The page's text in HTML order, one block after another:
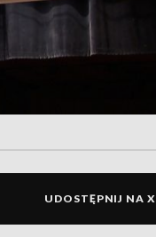
UDOSTĘPNIJ NA X